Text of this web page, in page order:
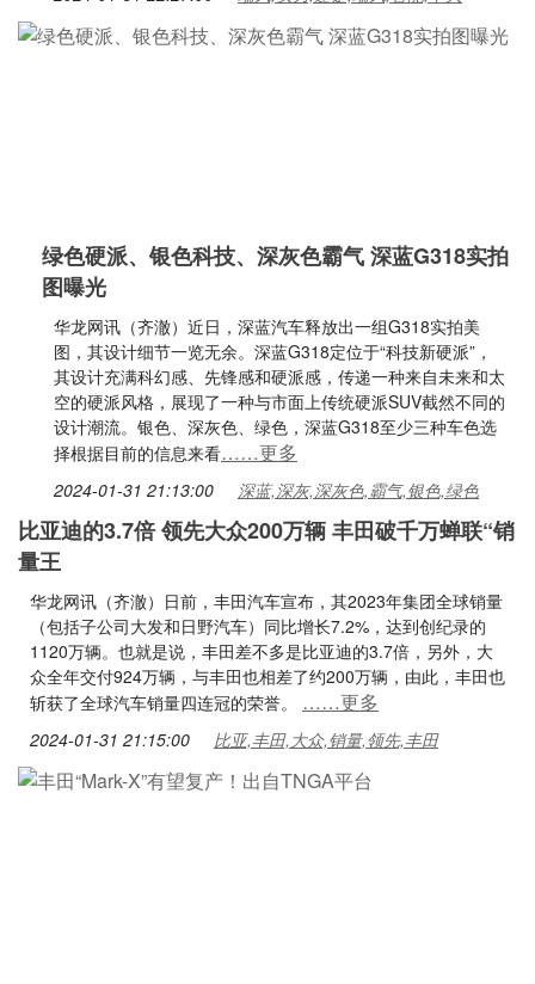
绿色硬派、银色科技、深灰色霸气 深蓝G318实拍
图曝光
华龙网讯（齐澈）近日，深蓝汽车释放出一组G318实拍美
图，其设计细节一览无余。深蓝G318定位于“科技新硬派”，
其设计充满科幻感、先锋感和硬派感，传递一种来自未来和太
空的硬派风格，展现了一种与市面上传统硬派SUV截然不同的
设计潮流。银色、深灰色、绿色，深蓝G318至少三种车色选
择根据目前的信息来看……更多
2024-01-31 21:13:00 深蓝,深灰,深灰色,霸气,银色,绿色
比亚迪的3.7倍 领先大众200万辆 丰田破千万蝉联“销
量王
华龙网讯（齐澈）日前，丰田汽车宣布，其2023年集团全球销量
（包括子公司大发和日野汽车）同比增长7.2%，达到创纪录的
1120万辆。也就是说，丰田差不多是比亚迪的3.7倍，另外，大
众全年交付924万辆，与丰田也相差了约200万辆，由此，丰田也
斩获了全球汽车销量四连冠的荣誉。 ……更多
2024-01-31 21:15:00 比亚,丰田,大众,销量,领先,丰田